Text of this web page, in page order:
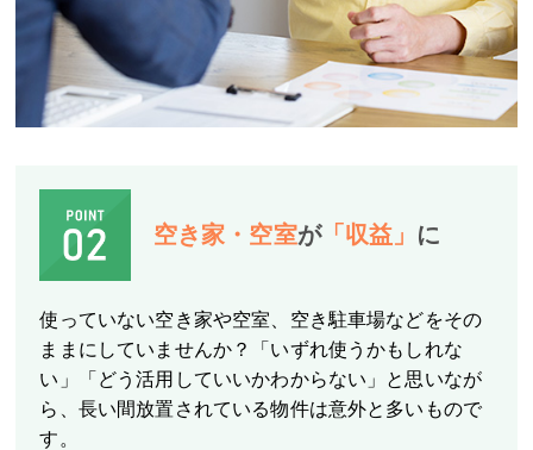
空き家・空室が「収益」 に
使っていない空き家や空室、空き駐車場などをその
ままにしていませんか？「いずれ使うかもしれな
い」「どう活用していいかわからない」と思いなが
ら、長い間放置されている物件は意外と多いもので
す。